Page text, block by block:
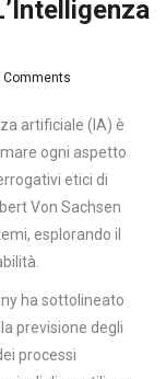
Comments
artificiale (IA) è
ogni aspetto
etici di
Von Sachsen
esplorando il
ha sottolineato
previsione degli
processi